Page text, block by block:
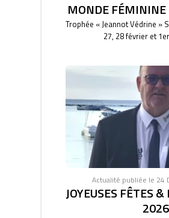
MONDE
Trophée « Jeannot Védrine »
27, 28 février et
Actualité publiée le 24
JOYEUSES FÊTES
2026